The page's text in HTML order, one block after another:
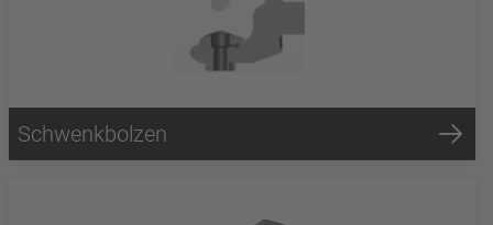
Schwenkbolzen